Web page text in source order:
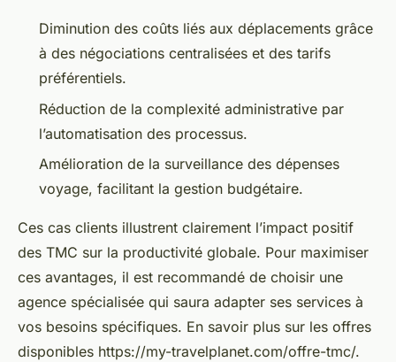
Diminution des coûts liés aux déplacements grâce
à des négociations centralisées et des tarifs
préférentiels.
Réduction de la complexité administrative par
l’automatisation des processus.
Amélioration de la surveillance des dépenses
voyage, facilitant la gestion budgétaire.
Ces cas clients illustrent clairement l’impact positif
des TMC sur la productivité globale. Pour maximiser
ces avantages, il est recommandé de choisir une
agence spécialisée qui saura adapter ses services à
vos besoins spécifiques. En savoir plus sur les offres
disponibles https://my-travelplanet.com/offre-tmc/.